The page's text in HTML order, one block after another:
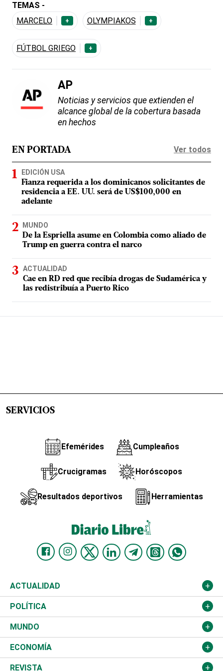
TEMAS -
MARCELO
+ OLYMPIAKOS +
FÚTBOL GRIEGO +
AP
Noticias y servicios que extienden el
alcance global de la cobertura basada
en hechos
EN PORTADA Ver todos
EDICIÓN USA
Fianza requerida a los dominicanos solicitantes de
residencia a EE. UU. será de US$100,000 en
adelante
MUNDO
De la Espriella asume en Colombia como aliado de
Trump en guerra contra el narco
ACTUALIDAD
Cae en RD red que recibía drogas de Sudamérica y
las redistribuía a Puerto Rico
SERVICIOS
Efemérides Cumpleaños
Crucigramas Horóscopos
Resultados deportivos Herramientas
ACTUALIDAD
Nacional
Ciudad
Educación
Salud
POLÍTICA
Partidos
JCE
TSE
MUNDO
Estados Unidos
América Latina
ECONOMÍA
Finanzas
REVISTA